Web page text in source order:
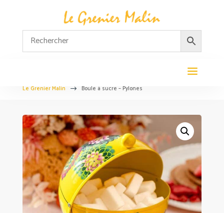
Le Grenier Malin $ Boule à sucre – Pylones